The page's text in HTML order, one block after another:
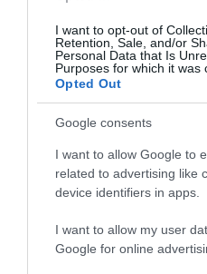
I want to opt-out of
Retention, Sale, and/or
Personal Data that Is
Purposes for which it was
Opted Out
Google consents
I want to allow Google to
related to advertising like
device identifiers in apps.
I want to allow my user
Google for online
ΡΟΗ ΕΙΔΗΣΕΩΝ
Το χρηματοδοτούμενο
από την ΕΕ έργο “The
Gaming Police”
ενισχύει την ασφάλεια
των παιδιών στο
31.07.2026
ΑΑΔΕ: Διευκρινίσεις
για τα πρόστιμα σε
παραβάσεις που